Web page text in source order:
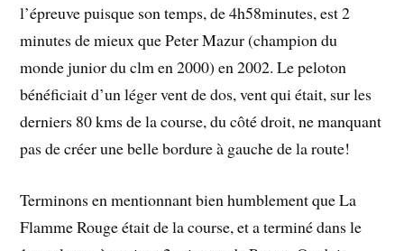
l’épreuve puisque son temps, de 4h58minutes, est 2
minutes de mieux que Peter Mazur (champion du
monde junior du clm en 2000) en 2002. Le peloton
bénéficiait d’un léger vent de dos, vent qui était, sur les
derniers 80 kms de la course, du côté droit, ne manquant
pas de créer une belle bordure à gauche de la route!
Terminons en mentionnant bien humblement que La
Flamme Rouge était de la course, et a terminé dans le